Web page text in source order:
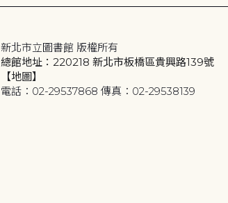
新北市立圖書館 版權所有
總館地址：220218 新北市板橋區貴興路139號
【地圖】
電話：02-29537868 傳真：02-29538139